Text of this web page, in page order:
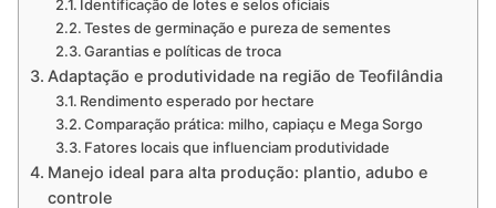
Identificação de lotes e selos oficiais
Testes de germinação e pureza de sementes
Garantias e políticas de troca
Adaptação e produtividade na região de Teofilândia
Rendimento esperado por hectare
Comparação prática: milho, capiaçu e Mega Sorgo
Fatores locais que influenciam produtividade
Manejo ideal para alta produção: plantio, adubo e
controle